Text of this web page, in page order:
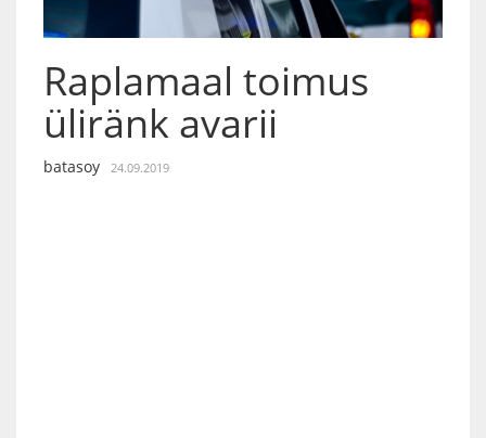
Raplamaal toimus
üliränk avarii
batasoy 24.09.2019